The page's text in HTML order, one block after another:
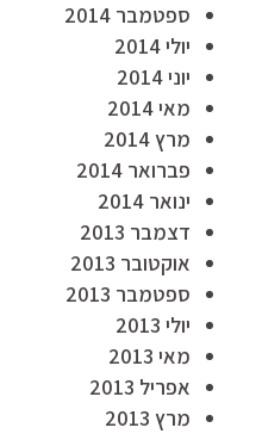
ספטמבר 2014
יולי 2014
יוני 2014
מאי 2014
מרץ 2014
פברואר 2014
ינואר 2014
דצמבר 2013
אוקטובר 2013
ספטמבר 2013
יולי 2013
מאי 2013
אפריל 2013
מרץ 2013